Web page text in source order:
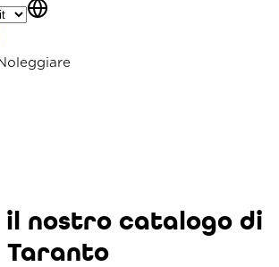
il nostro catalogo di
Taranto